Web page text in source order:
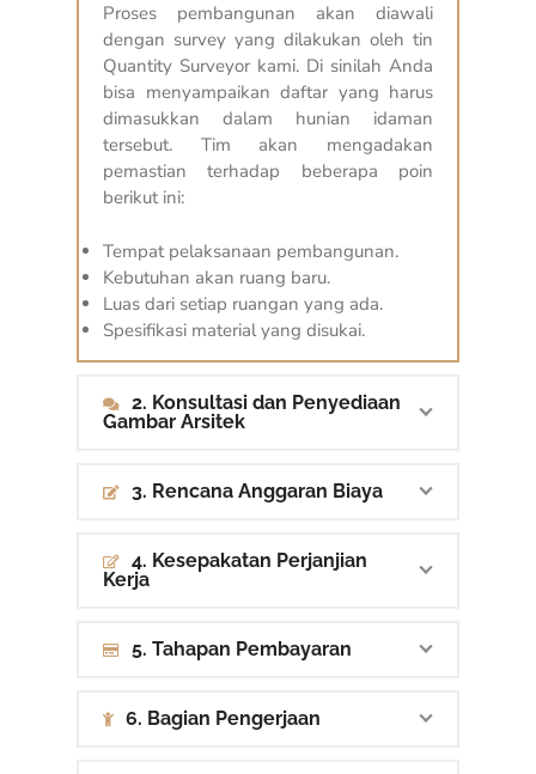
Proses pembangunan akan diawali
dengan survey yang dilakukan oleh tin
Quantity Surveyor kami. Di sinilah Anda
bisa menyampaikan daftar yang harus
dimasukkan dalam hunian idaman
tersebut. Tim akan mengadakan
pemastian terhadap beberapa poin
berikut ini:
Tempat pelaksanaan pembangunan.
Kebutuhan akan ruang baru.
Luas dari setiap ruangan yang ada.
Spesifikasi material yang disukai.
2. Konsultasi dan Penyediaan
Gambar Arsitek
3. Rencana Anggaran Biaya
4. Kesepakatan Perjanjian
Kerja
5. Tahapan Pembayaran
6. Bagian Pengerjaan